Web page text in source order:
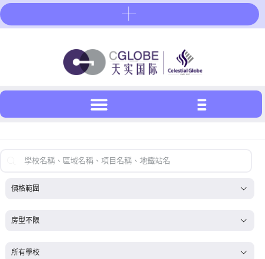
Skip
to
首页搜索-繁体
Search content
Select content
Select content
Select content